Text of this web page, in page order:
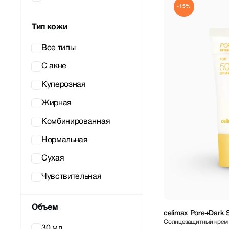
Тип кожи
Все типы
C акне
Куперозная
Жирная
Комбинированная
Нормальная
Сухая
Чувствительная
Объем
-15%
celimax Pore+Dark
PA++++ 50 ml
Солнцезащитный крем